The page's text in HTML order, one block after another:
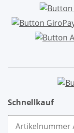
Schnellkauf